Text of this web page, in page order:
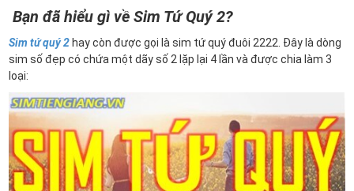
Bạn đã hiểu gì về Sim Tứ Quý 2?
Sim tứ quý 2 hay còn được gọi là sim tứ quý đuôi 2222. Đây là dòng
sim số đẹp có chứa một dãy số 2 lặp lại 4 lần và được chia làm 3
loại: